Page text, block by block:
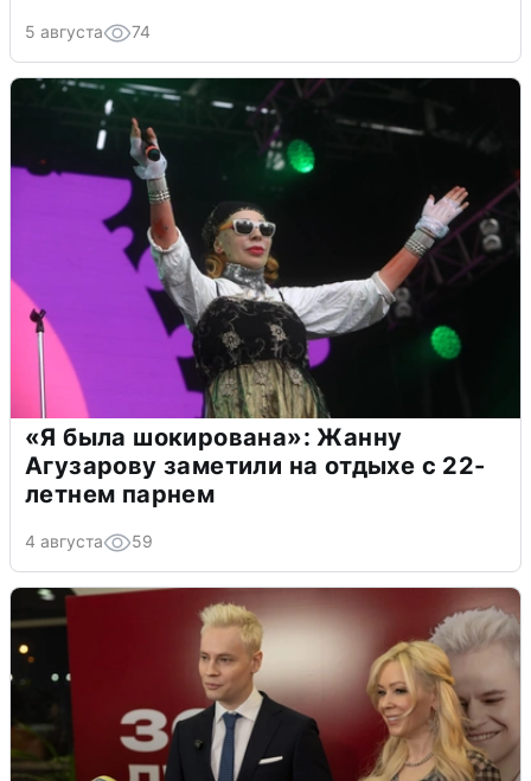
5 августа 74
«Я была шокирована»: Жанну
Агузарову заметили на отдыхе с 22-
летнем парнем
4 августа 59